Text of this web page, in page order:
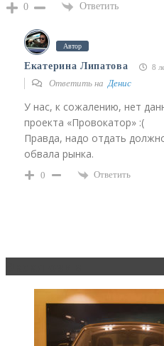
0 Ответить
Автор
Екатерина Липатова 8
Ответить наДенис
У нас, к сожалению, нет
проекта «Провокатор» :(
Правда, надо отдать
обвала рынка.
0 Ответить